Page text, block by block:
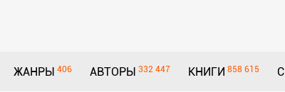
ЖАНРЫ 406 АВТОРЫ 332 447 КНИГИ 858 615